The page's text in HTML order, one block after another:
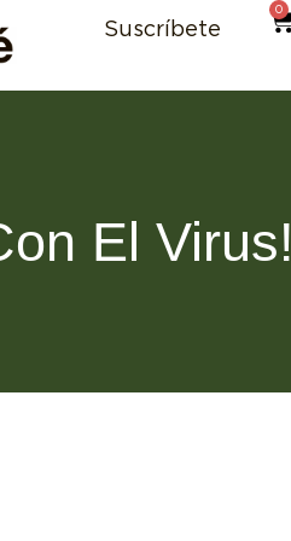
Suscríbete
0
El Virus!